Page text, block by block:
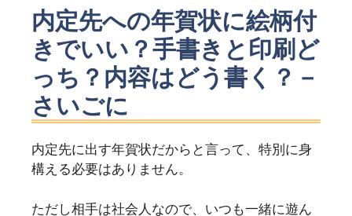
内定先への年賀状に絵柄付
きでいい？手書きと印刷ど
っち？内容はどう書く？－
さいごに
内定先に出す年賀状だからと言って、特別に身
構える必要はありません。
ただし相手は社会人なので、いつも一緒に遊ん